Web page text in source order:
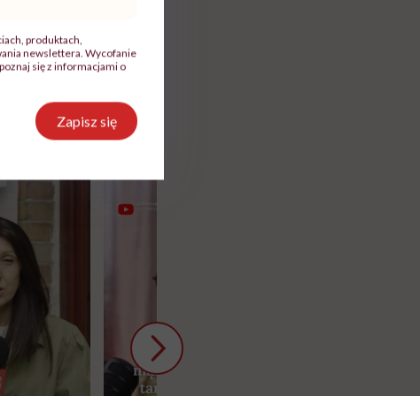
poziomy w
produktach,
newslettera. Wycofanie
się z informacjami o
Zapisz się